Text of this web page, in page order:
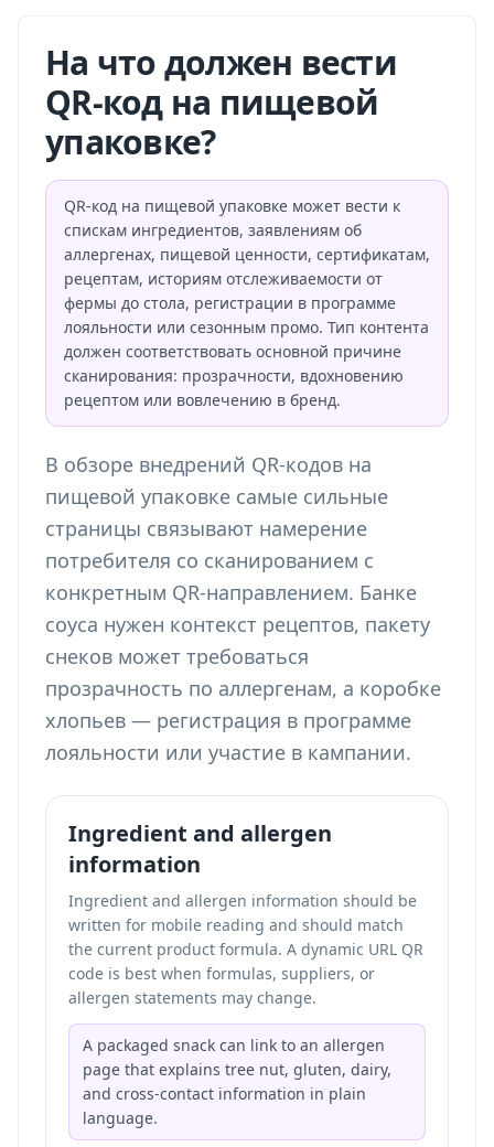
На что должен вести
QR-код на пищевой
упаковке?
QR-код на пищевой упаковке может вести к
спискам ингредиентов, заявлениям об
аллергенах, пищевой ценности, сертификатам,
рецептам, историям отслеживаемости от
фермы до стола, регистрации в программе
лояльности или сезонным промо. Тип контента
должен соответствовать основной причине
сканирования: прозрачности, вдохновению
рецептом или вовлечению в бренд.
В обзоре внедрений QR-кодов на
пищевой упаковке самые сильные
страницы связывают намерение
потребителя со сканированием с
конкретным QR-направлением. Банке
соуса нужен контекст рецептов, пакету
снеков может требоваться
прозрачность по аллергенам, а коробке
хлопьев — регистрация в программе
лояльности или участие в кампании.
Ingredient and allergen
information
Ingredient and allergen information should be
written for mobile reading and should match
the current product formula. A dynamic URL QR
code is best when formulas, suppliers, or
allergen statements may change.
A packaged snack can link to an allergen
page that explains tree nut, gluten, dairy,
and cross-contact information in plain
language.